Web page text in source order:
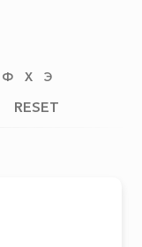
Ф Х Э
RESET